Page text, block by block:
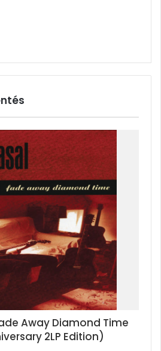
Away Diamond Time
2LP Edition)